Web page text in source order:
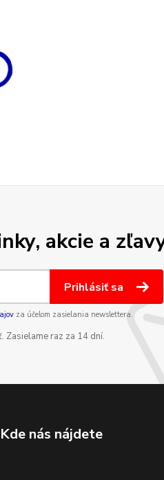
akcie a
Prihlásiť sa
za účelom zasielania newslettera.
Zasielame raz za 14 dní.
Kde nás nájdete